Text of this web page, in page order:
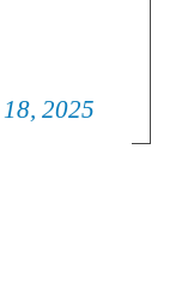
2025